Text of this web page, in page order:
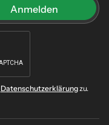
Datenschutzerklärungzu.